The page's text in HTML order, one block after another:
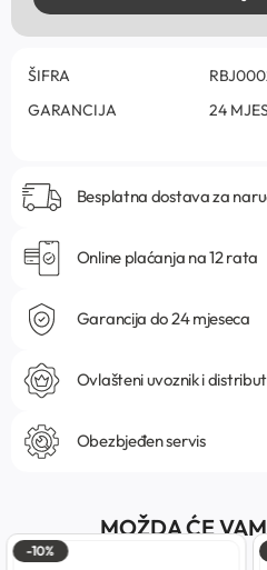
ŠIFRA
GARANCIJA
24
Besplatna dostava za
Online plaćanja na 12 rata
Garancija do 24 mjeseca
Ovlašteni uvoznik i
Obezbjeđen servis
MOŽDA ĆE
-10%